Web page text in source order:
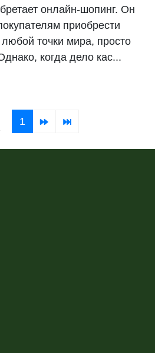
онлайн-шопинг. Он
приобрести
точки мира, просто
когда дело кас...
1